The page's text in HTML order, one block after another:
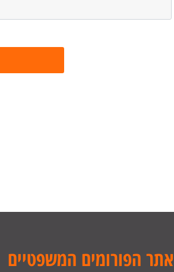
אתר הפורומים המשפטיים